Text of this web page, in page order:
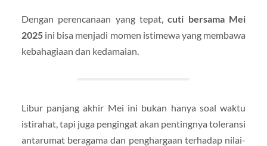
Dengan perencanaan yang tepat,cuti bersama Mei
2025ini bisa menjadi momen istimewa yang membawa
kebahagiaan dan kedamaian.
Libur panjang akhir Mei ini bukan hanya soal waktu
istirahat, tapi juga pengingat akan pentingnya toleransi
antarumat beragama dan penghargaan terhadap nilai-